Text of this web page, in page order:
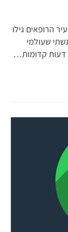
הרופאים גילו
שעולמי
דעות קדומות…